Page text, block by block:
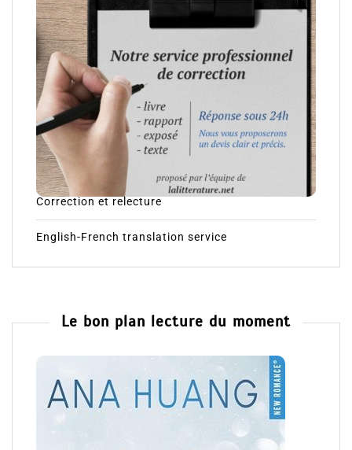
Correction et relecture
English-French translation service
Le bon plan lecture du moment